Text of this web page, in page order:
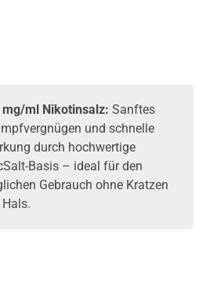
mg/ml Nikotinsalz: Sanftes
und schnelle
durch hochwertige
Basis – ideal für den
Gebrauch ohne Kratzen